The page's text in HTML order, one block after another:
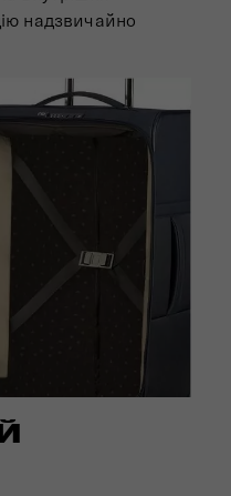
надзвичайно